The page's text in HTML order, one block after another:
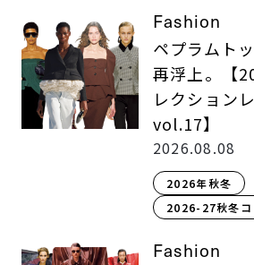
Fashion
ペプラムト
再浮上。【
レクション
vol.17】
2026.08.08
2026年秋冬
2026-27秋冬コ
Fashion